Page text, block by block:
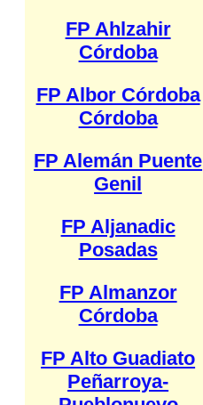
FP Ahlzahir
Córdoba
FP Albor Córdoba
Córdoba
FP Alemán Puente
Genil
FP Aljanadic
Posadas
FP Almanzor
Córdoba
FP Alto Guadiato
Peñarroya-